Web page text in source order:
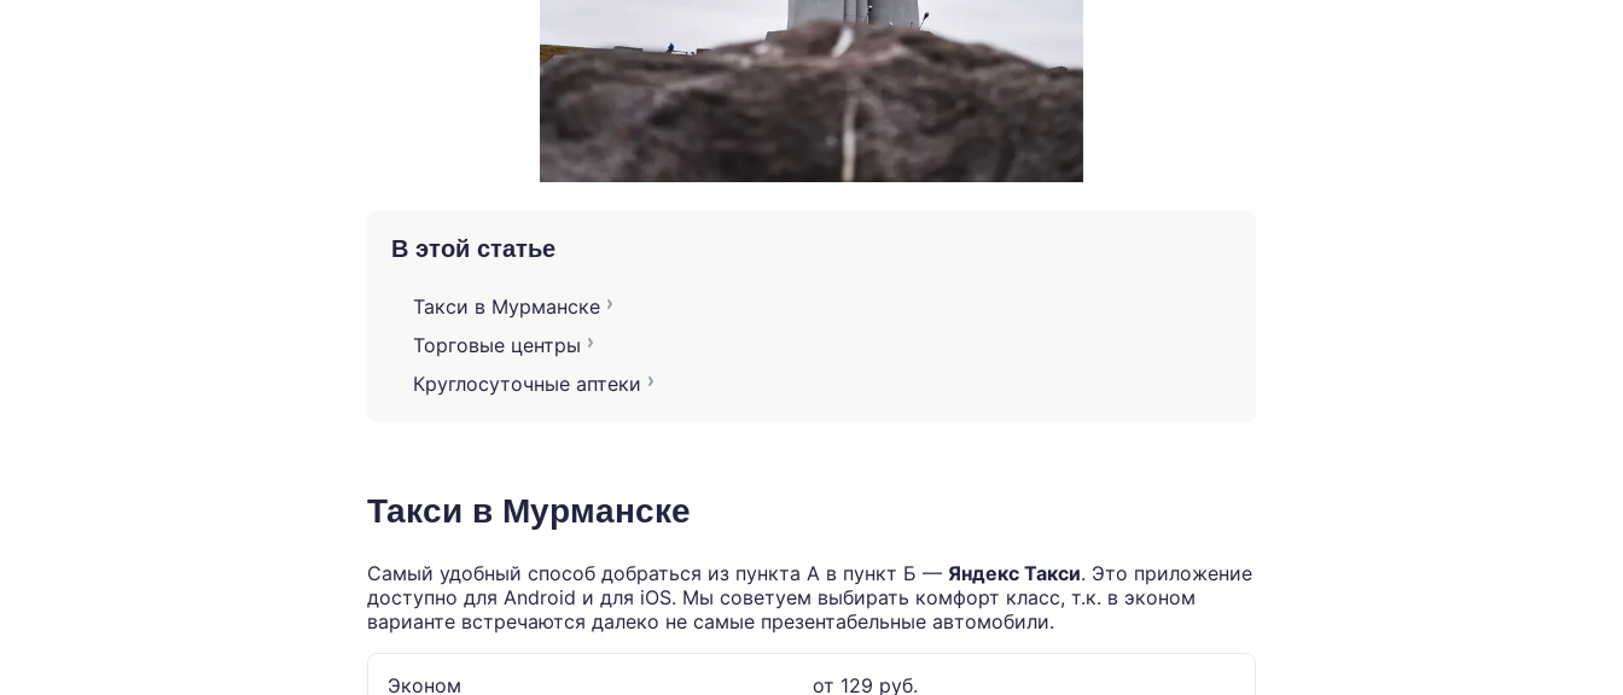
В этой статье
Такси в Мурманске
Торговые центры
Круглосуточные аптеки
Такси в Мурманске
Самый удобный способ добраться из пункта А в пункт Б — Яндекс Такси. Это приложение
доступно для Android и для iOS. Мы советуем выбирать комфорт класс, т.к. в эконом
варианте встречаются далеко не самые презентабельные автомобили.
Эконом от 129 руб.